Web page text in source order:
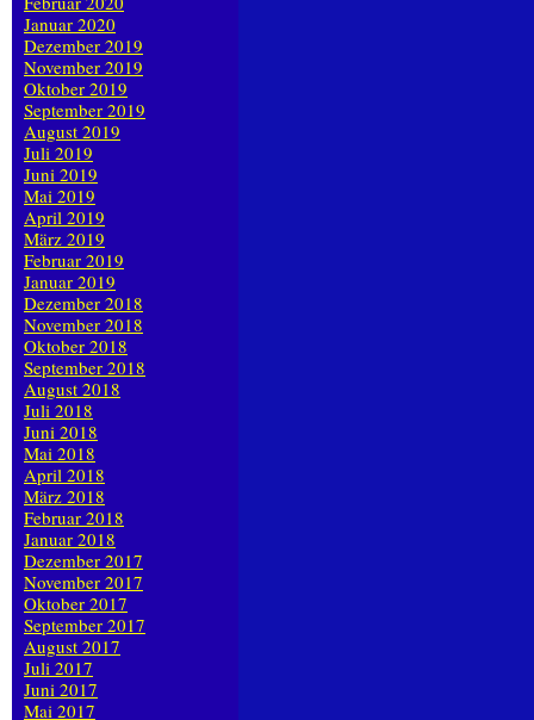
Januar 2020
Dezember 2019
November 2019
Oktober 2019
September 2019
August 2019
Juli 2019
Juni 2019
Mai 2019
April 2019
März 2019
Februar 2019
Januar 2019
Dezember 2018
November 2018
Oktober 2018
September 2018
August 2018
Juli 2018
Juni 2018
Mai 2018
April 2018
März 2018
Februar 2018
Januar 2018
Dezember 2017
November 2017
Oktober 2017
September 2017
August 2017
Juli 2017
Juni 2017
Mai 2017